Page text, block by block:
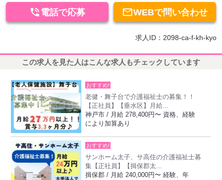
WEBで問い合わせ
 電話で応募
求人ID：2098-ca-f-kh-kyo
この求人を見た人はこんな求人もチェックしています
おすすめ!
老健・舞子台で介護福祉士の募集！！
【正社員】【垂水区】月給...
神戸市 / 月給 278,400円〜 資格、経験
により加算あり
おすすめ!
サンホーム太子、サ高住の介護福祉士募
集【正社員】【揖保郡太...
揖保郡 / 月給 240,000円〜 経験、年